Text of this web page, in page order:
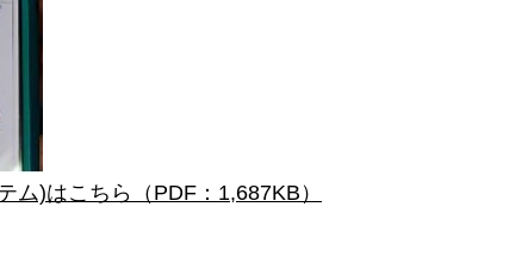
ム)はこちら（PDF：1,687KB）